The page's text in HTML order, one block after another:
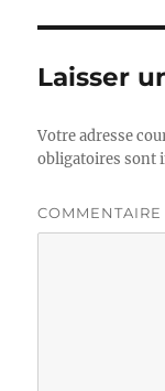
Laisser
Votre adresse
obligatoires sont
COMMENTAIRE